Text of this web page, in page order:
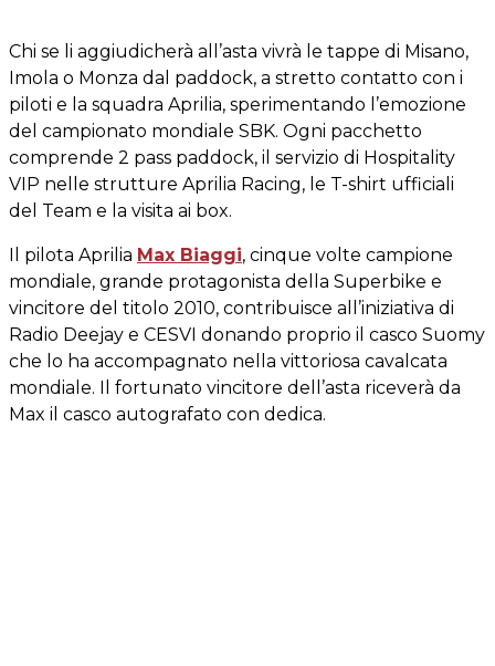
Chi se li aggiudicherà all’asta vivrà le tappe di Misano,
Imola o Monza dal paddock, a stretto contatto con i
piloti e la squadra Aprilia, sperimentando l’emozione
del campionato mondiale SBK. Ogni pacchetto
comprende 2 pass paddock, il servizio di Hospitality
VIP nelle strutture Aprilia Racing, le T-shirt ufficiali
del Team e la visita ai box.
Il pilota Aprilia Max Biaggi, cinque volte campione
mondiale, grande protagonista della Superbike e
vincitore del titolo 2010, contribuisce all’iniziativa di
Radio Deejay e CESVI donando proprio il casco Suomy
che lo ha accompagnato nella vittoriosa cavalcata
mondiale. Il fortunato vincitore dell’asta riceverà da
Max il casco autografato con dedica.